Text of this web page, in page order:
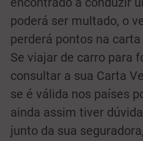
poderá ser multado, o
perderá pontos na
Se viajar de carro para
consultar a sua Carta
se é válida nos países
ainda assim tiver
junto da sua